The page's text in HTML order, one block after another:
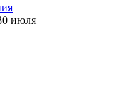
июля